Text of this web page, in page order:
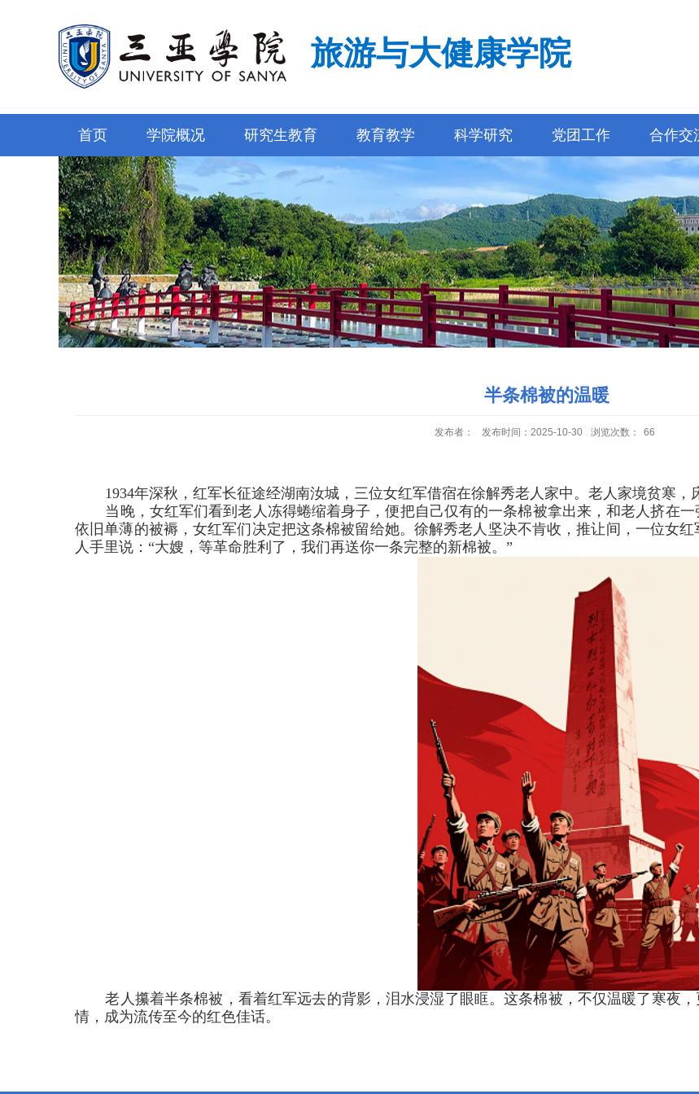
旅游与大健康学院
首页 学院概况 研究生教育 教育教学 科学研究 党团工作 合作交
半条棉被的温暖
发布者： 发布时间：2025-10-30 浏览次数： 66
1934年深秋，红军长征途经湖南汝城，三位女红军借宿在徐解秀老人家中。老人家境贫寒，
当晚，女红军们看到老人冻得蜷缩着身子，便把自己仅有的一条棉被拿出来，和老人挤在
依旧单薄的被褥，女红军们决定把这条棉被留给她。徐解秀老人坚决不肯收，推让间，一位女
人手里说：“大嫂，等革命胜利了，我们再送你一条完整的新棉被。”
老人攥着半条棉被，看着红军远去的背影，泪水浸湿了眼眶。这条棉被，不仅温暖了寒夜
情，成为流传至今的红色佳话。